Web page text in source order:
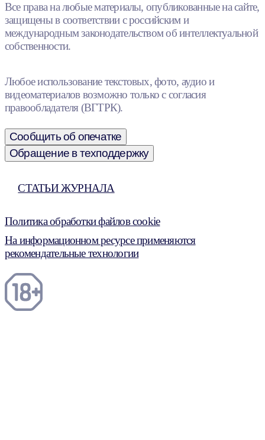
Все права на любые материалы, опубликованные на сайте,
защищены в соответствии с российским и
международным законодательством об интеллектуальной
собственности.
Любое использование текстовых, фото, аудио и
видеоматериалов возможно только с согласия
правообладателя (ВГТРК).
Сообщить об опечатке
Обращение в техподдержку
СТАТЬИ ЖУРНАЛА
Политика обработки файлов cookie
На информационном ресурсе применяются
рекомендательные технологии